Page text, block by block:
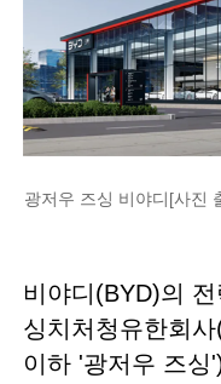
광저우 즈싱 비야디[사진
비야디(BYD)의
싱치처청유한회
이하 '광저우 즈싱